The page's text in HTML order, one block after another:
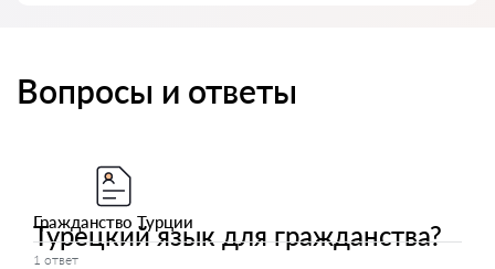
Вопросы и ответы
Гражданство Турции
Турецкий язык для гражданства?
1 ответ